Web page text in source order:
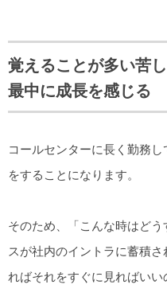
覚えることが多い苦
最中に成長を感じる
コールセンターに長く勤務
をすることになります。
そのため、「こんな時はど
スが社内のイントラに蓄積
ればそれをすぐに見ればいい